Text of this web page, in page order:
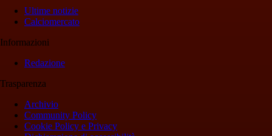
Ultime notizie
Calciomercato
Informazioni
Redazione
Trasparenza
Archivio
Community Policy
Cookie Policy e Privacy